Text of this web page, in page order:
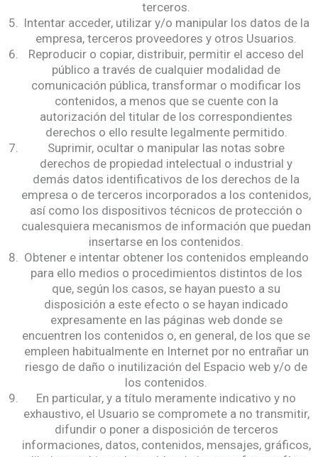
terceros.
Intentar acceder, utilizar y/o manipular los datos de la
empresa, terceros proveedores y otros Usuarios.
Reproducir o copiar, distribuir, permitir el acceso del
público a través de cualquier modalidad de
comunicación pública, transformar o modificar los
contenidos, a menos que se cuente con la
autorización del titular de los correspondientes
derechos o ello resulte legalmente permitido.
Suprimir, ocultar o manipular las notas sobre
derechos de propiedad intelectual o industrial y
demás datos identificativos de los derechos de la
empresa o de terceros incorporados a los contenidos,
así como los dispositivos técnicos de protección o
cualesquiera mecanismos de información que puedan
insertarse en los contenidos.
Obtener e intentar obtener los contenidos empleando
para ello medios o procedimientos distintos de los
que, según los casos, se hayan puesto a su
disposición a este efecto o se hayan indicado
expresamente en las páginas web donde se
encuentren los contenidos o, en general, de los que se
empleen habitualmente en Internet por no entrañar un
riesgo de daño o inutilización del Espacio web y/o de
los contenidos.
En particular, y a título meramente indicativo y no
exhaustivo, el Usuario se compromete a no transmitir,
difundir o poner a disposición de terceros
informaciones, datos, contenidos, mensajes, gráficos,